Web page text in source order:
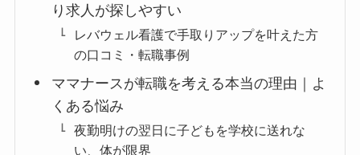
り求人が探しやすい
レバウェル看護で手取りアップを叶えた方
の口コミ・転職事例
ママナースが転職を考える本当の理由｜よ
くある悩み
夜勤明けの翌日に子どもを学校に送れな
い、体が限界